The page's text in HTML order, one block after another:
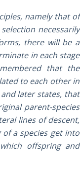
namely that of
necessarily
there will be a
in each stage
that the
to each other in
later states, that
parent-species
lines of descent,
a species get into
offspring and